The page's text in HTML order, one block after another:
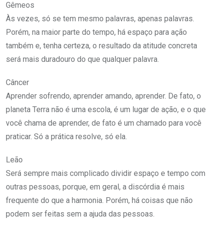
Gêmeos
Às vezes, só se tem mesmo palavras, apenas palavras.
Porém, na maior parte do tempo, há espaço para ação
também e, tenha certeza, o resultado da atitude concreta
será mais duradouro do que qualquer palavra.
Câncer
Aprender sofrendo, aprender amando, aprender. De fato, o
planeta Terra não é uma escola, é um lugar de ação, e o que
você chama de aprender, de fato é um chamado para você
praticar. Só a prática resolve, só ela.
Leão
Será sempre mais complicado dividir espaço e tempo com
outras pessoas, porque, em geral, a discórdia é mais
frequente do que a harmonia. Porém, há coisas que não
podem ser feitas sem a ajuda das pessoas.